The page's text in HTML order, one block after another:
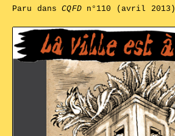
Paru dansCQFDn°110 (avril 2013)